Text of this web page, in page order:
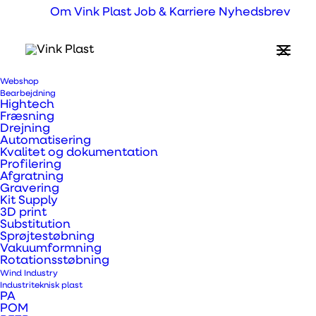
Om Vink Plast Job & Karriere Nyhedsbrev
Webshop
Bearbejdning
Hightech
Fræsning
Drejning
Automatisering
Kvalitet og dokumentation
Profilering
Afgratning
Gravering
Kit Supply
3D print
Substitution
Sprøjtestøbning
Vakuumformning
Rotationsstøbning
Wind Industry
Industriteknisk plast
PA
POM
Hvad er Vikupor®
opskummet PVC?
Opskummet PVC Vikupor®
plader
Vink Plast fører et meget bredt sortiment af
PVC plader både som rene PVC plader, men
også i den opskummede variant (Vikupor)
der findes i mange standarder. Vikupor